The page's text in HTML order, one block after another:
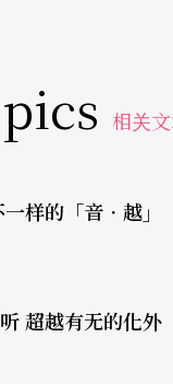
操心，「我把
听话、友善、优
中「与机器人互
式的耐心来完成。
相关
样的「音．越」
超越有无的化外